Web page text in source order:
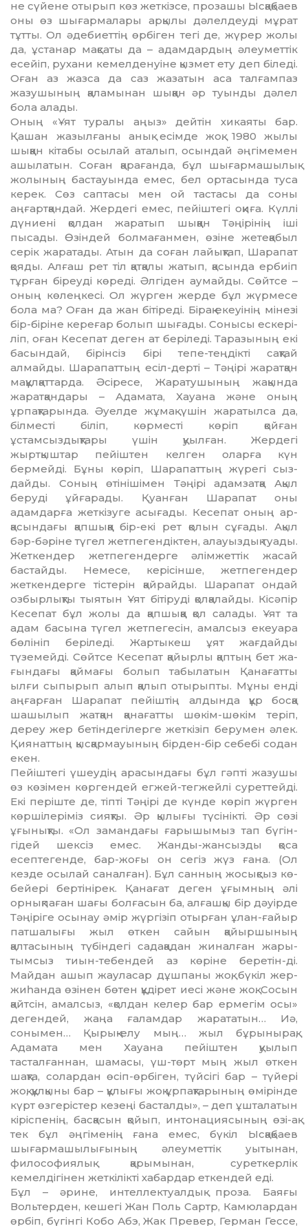
не сүйене отырып көз жеткізсе, прозашы Ысқақбаев
оны өз шығармалары ар­қылы дәлелдеуді мұрат
тұтты. Ол әде­биеттің өрбіген тегі де, жүрер жо­лы
да, ұстанар мақсаты да – адам­дар­дың әлеуметтік
есейіп, рухани ке­мел­денуіне қызмет ету деп біледі.
Оған аз жазса да саз жазатын аса тал­ғам­паз
жазушының қаламынан шық­қан әр туынды дәлел
бола алады.
Оның «Ұят туралы аңыз» дейтін хикаяты бар.
Қашан жазылғаны анық есімде жоқ. 1980 жылы
шыққан кі­табы осылай аталып, осындай әң­гімемен
ашылатын. Соған қарағанда, бұл шығармашылық
жолының бас­тауында емес, бел ортасында туса
ке­рек. Сөз саптасы мен ой тастасы да соны
аңғартқандай. Жердегі емес, пейіштегі оқиға. Күллі
дүниені қол­дан жаратып шыққан Тәңірінің іші
пысады. Өзіндей болмағанмен, өзіне же­теқабыл
серік жаратады. Атын да со­ған лайықтап, Шарапат
қояды. Ал­ғаш рет тіл қатқалы жатып, қа­сын­да ербиіп
тұрған біреуді көреді. Әлгіден аумайды. Сөйтсе –
оның кө­леңкесі. Ол жүрген жерде бұл жүр­месе
бола ма? Оған да жан бітіреді. Бірақ екеуінің мінезі
бір-біріне ке­ре­ғар болып шығады. Сонысы ес­кері­
ліп, оған Кесепат деген ат беріледі. Таразының екі
басындай, бірінсіз бірі тепе-теңдікті сақтай
алмайды. Шарапаттың есіл-дерті – Тәңірі жа­ратқан
мақұлқаттарда. Әсіресе, Жаратушының жақында
жаратқан­дары – Адамата, Хауана және оның
ұрпақтарында. Әуелде жұмақ үшін жаратылса да,
білместі біліп, көрместі көріп қойған
ұстамсыздықтары үшін қуылған. Жердегі
жыртқыштар пейіш­тен келген оларға күн
бермейді. Бұ­ны көріп, Шарапаттың жүрегі сыз­
дайды. Соның өтінішімен Тәңірі адам­затқа Ақыл
беруді ұйғарады. Қуан­ған Шарапат оны
адамдарға жет­кізуге асығады. Кесепат оның ар­
қасындағы қапшыққа бір-екі рет қо­лын сұғады. Ақыл
бәр-бәріне тү­гел жетпегендіктен, алауыздық туады.
Жеткендер жетпегендерге әлім­жеттік жасай
бастайды. Немесе, ке­рі­сінше, жетпегендер
жеткендерге тістерін қайрайды. Шарапат ондай
озбырлықты тыятын Ұят бітіруді қол­­қалайды. Кісәпір
Кесепат бұл жо­­лы да қапшыққа қол салады. Ұят та
адам басына түгел жетпегесін, амал­сыз екеуара
бөлініп беріледі. Жар­­тыкеш ұят жағдайды
түземейді. Сөйтсе Кесепат қайырлы қаптың бет жа­
ғындағы қаймағы болып табылатын Қанағатты
ылғи сыпырып алып қалып отырыпты. Мұны енді
аңғар­ған Шарапат пейіштің алдында құр босқа
шашылып жатқан қанағатты шөкім-шөкім теріп,
дереу жер бе­тін­дегілерге жеткізіп берумен әлек.
Қия­наттың қысқармауының бірден-бір себебі содан
екен.
Пейіштегі үшеудің арасындағы бұл гәпті жазушы
өз көзімен көрген­дей егжей-тегжейлі суреттейді.
Екі пе­ріште де, тіпті Тәңірі де күнде кө­ріп жүрген
көршілеріміз сияқты. Әр қылығы түсінікті. Әр сөзі
ұғынықты. «Ол замандағы ғарышымыз тап бү­гін­
гідей шексіз емес. Жанды-жан­сыз­ды қоса
есептегенде, бар-жоғы он се­гіз жүз ғана. (Ол
кезде осылай са­нал­ған). Бұл санның жосықсыз кө­
бейері бертінірек. Қанағат деген ұғым­ның әлі
орнықпаған шағы бол­ғасын ба, алғашқы бір дәуірде
Тәңі­рі­ге осынау әмір жүргізіп отырған ұлан-ғайыр
патшалығы жыл өткен сайын қайыршының
қалтасының тү­біндегі садақадан жиналған жары­
тым­сыз тиын-тебендей аз көріне б­е­ретін-ді.
Майдан ашып жауласар дұш­паны жоқ, бүкіл жер-
жиһанда өзінен бөтен құдірет иесі және жоқ. Сосын
қайтсін, амалсыз, «қолдан ке­лер бар ермегім осы»
дегендей, жаңа ғаламдар жарататын… Иә,
сонымен… Қырық-елу мың… жыл бұры­нырақ,
Адамата мен Хауана пейіштен қуылып
тасталғаннан, ша­масы, үш-төрт мың жыл өткен
шақта, со­лардан өсіп-өрбіген, түйсігі бар – түйері
жоқ, құлқыны бар – құ­лығы жоқ ұрпақтарының өмірінде
күрт өзгерістер кезеңі басталды», – деп ұш­талатын
кіріспенің, басқасын қойып, интонациясының өзі-ақ
тек бұл әңгіменің ғана емес, бүкіл Ысқақ­баев
шығармашылығының әлеумет­тік уытынан,
философиялық қары­мы­нан, суреткерлік
кемелдігінен жет­кілікті хабардар еткендей еді.
Бұл – әрине, интеллектуалдық про­за. Баяғы
Вольтерден, кешегі Жан Поль Сартр, Камюлардан
өрбіп, бү­гінгі Кобо Абэ, Жак Превер, Герман Гессе,